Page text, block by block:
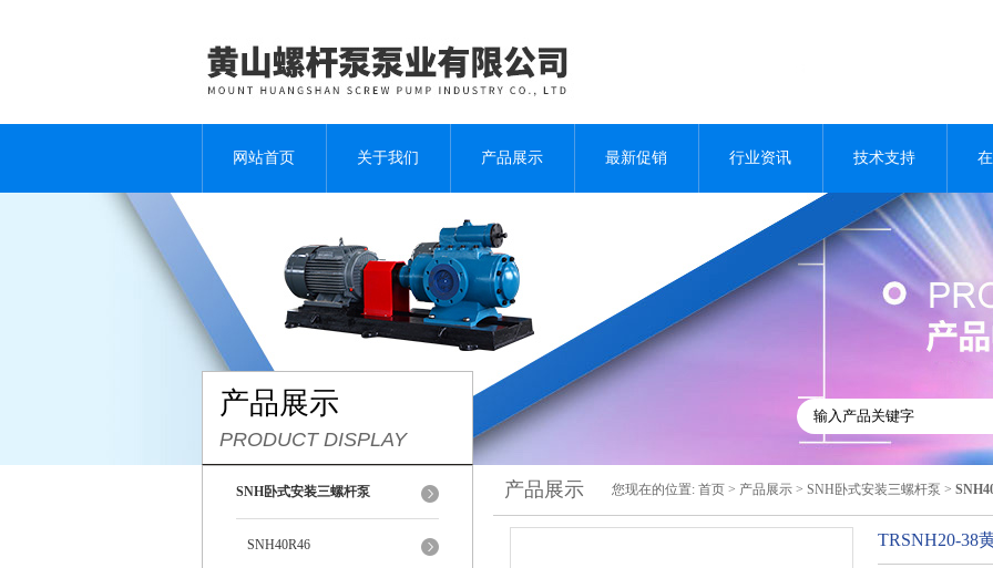
网站首页 关于我们 产品展示 最新促销 行业资讯 技术支持
产品展示
PRODUCT DISPLAY
SNH卧式安装三螺杆泵
SNH40R46
产品展示 您现在的位置: 首页 > 产品展示 > SNH卧式安装三螺杆泵 >
TRSNH20-38